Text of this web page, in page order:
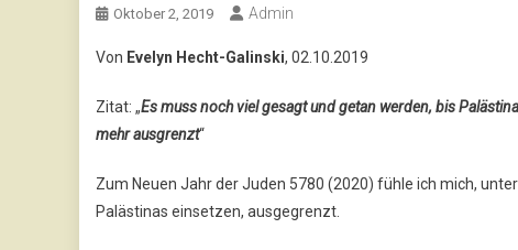
Oktober 2, 2019 Admin
Von Evelyn Hecht-Galinski, 02.10.2019
Zitat: „Es muss noch viel gesagt und getan werden, bis
mehr ausgrenzt“
Zum Neuen Jahr der Juden 5780 (2020) fühle ich mich,
Palästinas einsetzen, ausgegrenzt.